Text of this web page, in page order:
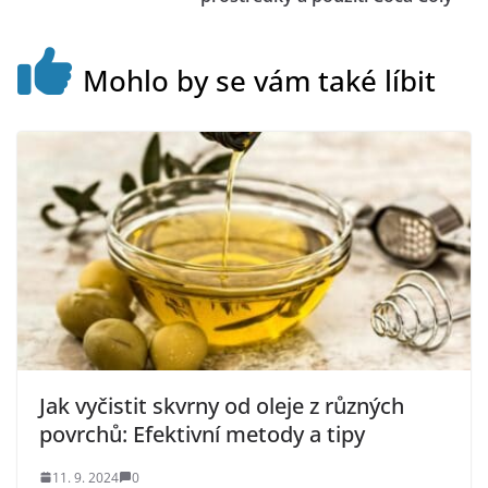
Mohlo by se vám také líbit
Jak vyčistit skvrny od oleje z různých
povrchů: Efektivní metody a tipy
11. 9. 2024 0